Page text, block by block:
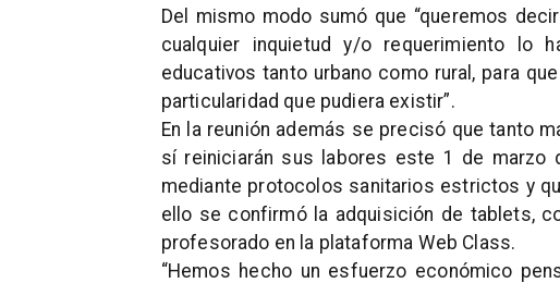
Del mismo modo sumó que “queremos
cualquier inquietud y/o requerimiento lo
educativos tanto urbano como rural, para
particularidad que pudiera existir”.
En la reunión además se precisó que tanto
sí reiniciarán sus labores este 1 de marzo
mediante protocolos sanitarios estrictos y
ello se confirmó la adquisición de tablets,
profesorado en la plataforma Web Class.
“Hemos hecho un esfuerzo económico